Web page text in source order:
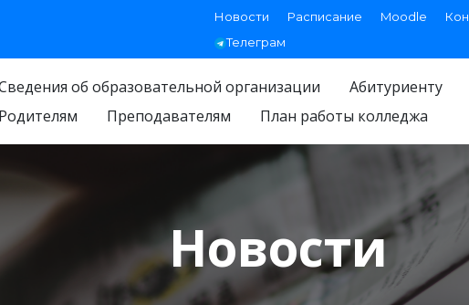
Новости Расписание Moodle
Телеграм
об образовательной организации Абитуриенту
Родителям
Преподавателям План работы колледжа
Новости